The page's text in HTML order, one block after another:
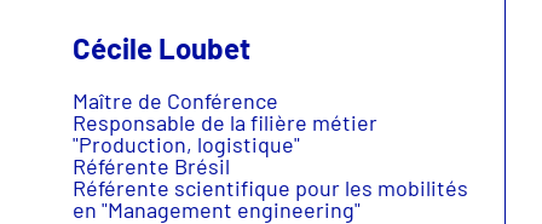
Cécile Loubet
Maître de Conférence
Responsable de la filière métier
"Production, logistique"
Référente Brésil
Référente scientifique pour les mobilités
en "Management engineering"